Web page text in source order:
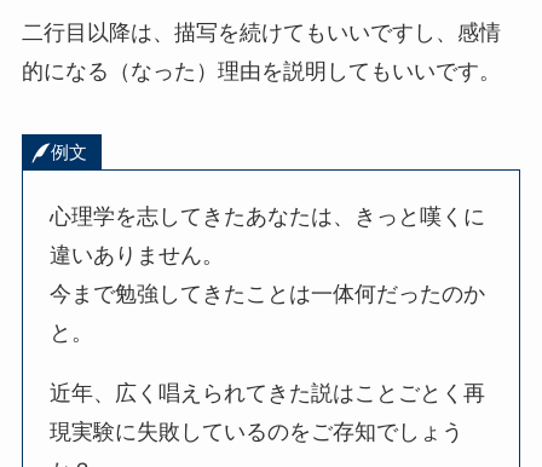
二行目以降は、描写を続けてもいいですし、感情
的になる（なった）理由を説明してもいいです。
例文
心理学を志してきたあなたは、きっと嘆くに
違いありません。
今まで勉強してきたことは一体何だったのか
と。
近年、広く唱えられてきた説はことごとく再
現実験に失敗しているのをご存知でしょう